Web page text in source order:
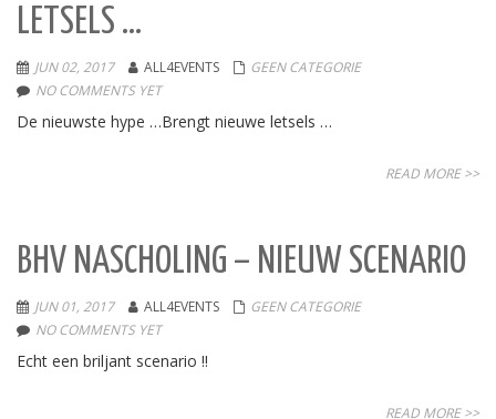
LETSELS …
JUN 02, 2017 ALL4EVENTS
GEEN CATEGORIE
NO COMMENTS YET
De nieuwste hype …Brengt nieuwe letsels …
READ MORE >>
BHV NASCHOLING – NIEUW SCENARIO
JUN 01, 2017 ALL4EVENTS
GEEN CATEGORIE
NO COMMENTS YET
Echt een briljant scenario !!
READ MORE >>